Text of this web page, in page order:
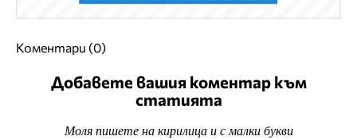
Коментари (0)
Добавете вашия коментар към
статията
Моля пишете на кирилица и с малки букви